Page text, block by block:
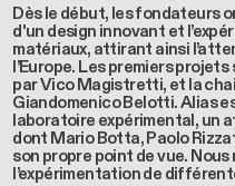
Dès le début, les fondateurs
d'un design innovant et
matériaux, attirant ainsi
l’Europe. Les premiers
par Vico Magistretti, et la
Giandomenico Belotti. Alias
laboratoire expérimental, un
dont Mario Botta, Paolo
son propre point de vue.
l’expérimentation de